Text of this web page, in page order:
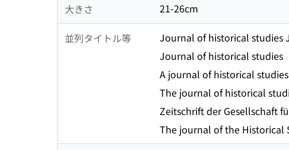
大きさ 21-26cm
並列タイトル等
Journal of historical studies
Journal of historical studies
A journal of historical studies
The journal of historical
Zeitschrift der Gesellschaft
The journal of the Historical